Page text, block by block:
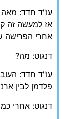
עו"ד חדד:
אז למעשה זה
אחרי הפרישה
דנגוט: מה?
עו"ד חדד:
פלדמן לבין
דנגוט: אחרי